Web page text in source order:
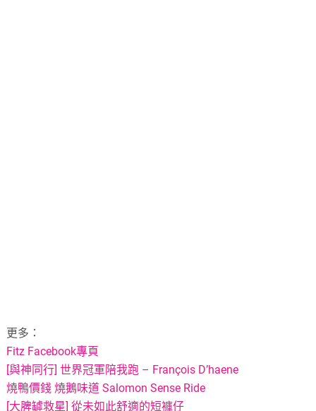
更多：
Fitz Facebook專頁
[與神同行] 世界冠軍陪我跑 – François D’haene
燒鴨價錢 燒鵝味道 Salomon Sense Ride
[大脾罅救星] 從未如此舒適的短褲仔